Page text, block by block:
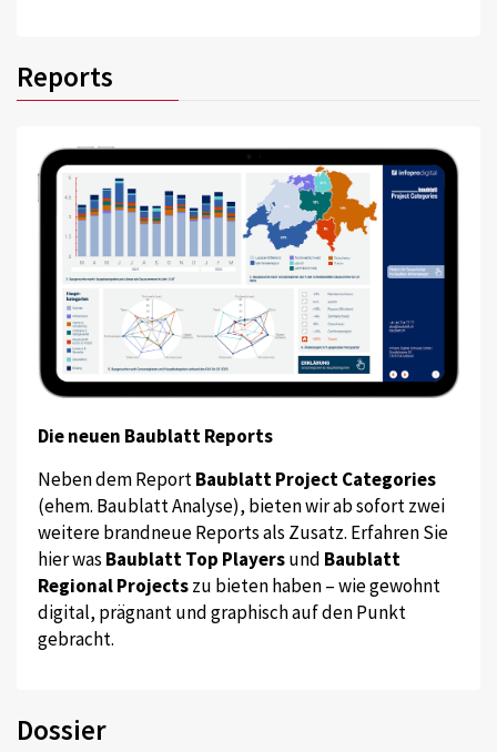
Reports
Die neuen Baublatt Reports
Neben dem ReportBaublatt Project Categories
(ehem. Baublatt Analyse), bieten wir ab sofort zwei
weitere brandneue Reports als Zusatz. Erfahren Sie
hier was Baublatt Top Playersund Baublatt
Regional Projectszu bieten haben – wie gewohnt
digital, prägnant und graphisch auf den Punkt
gebracht.
Dossier